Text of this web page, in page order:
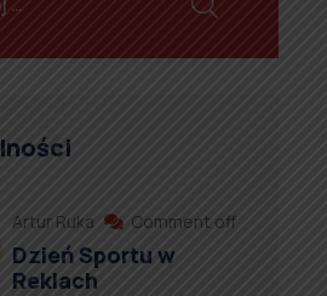
Artur Ruka Comment off
Dzień Sportu w
Reklach